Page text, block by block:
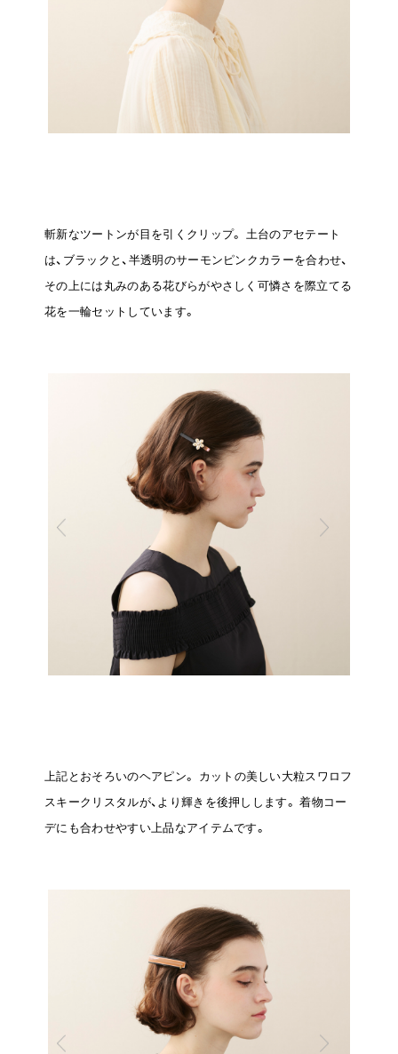
斬新なツートンが目を引くクリップ。 土台のアセテート
は、ブラックと、半透明のサーモンピンクカラーを合わせ、
その上には丸みのある花びらがやさしく可憐さを際立てる
花を一輪セットしています。
上記とおそろいのヘアピン。 カットの美しい大粒スワロフ
スキークリスタルが、より輝きを後押しします。 着物コー
デにも合わせやすい上品なアイテムです。